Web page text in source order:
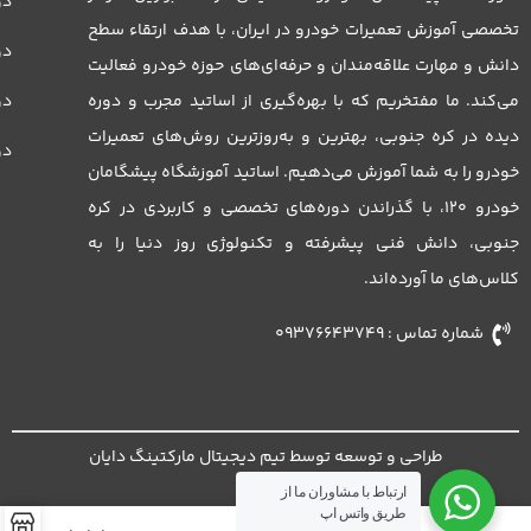
تخصصی آموزش تعمیرات خودرو در ایران، با هدف ارتقاء سطح
دانش و مهارت علاقه‌مندان و حرفه‌ای‌های حوزه خودرو فعالیت
می‌کند. ما مفتخریم که با بهره‌گیری از اساتید مجرب و دوره
دیده در کره جنوبی، بهترین و به‌روزترین روش‌های تعمیرات
خودرو را به شما آموزش می‌دهیم. اساتید آموزشگاه پیشگامان
خودرو 120، با گذراندن دوره‌های تخصصی و کاربردی در کره
جنوبی، دانش فنی پیشرفته و تکنولوژی روز دنیا را به
کلاس‌های ما آورده‌اند.
شماره تماس : 09376643749
طراحی و توسعه توسط تیم دیجیتال مارکتینگ دایان
ارتباط با مشاوران ما از
طریق واتس اپ